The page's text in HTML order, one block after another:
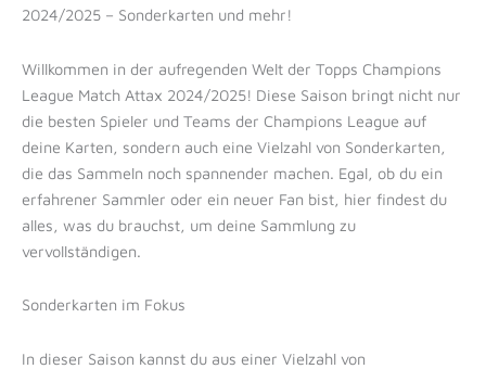
2024/2025 – Sonderkarten und mehr!
Willkommen in der aufregenden Welt der Topps Champions
League Match Attax 2024/2025! Diese Saison bringt nicht nur
die besten Spieler und Teams der Champions League auf
deine Karten, sondern auch eine Vielzahl von Sonderkarten,
die das Sammeln noch spannender machen. Egal, ob du ein
erfahrener Sammler oder ein neuer Fan bist, hier findest du
alles, was du brauchst, um deine Sammlung zu
vervollständigen.
Sonderkarten im Fokus
In dieser Saison kannst du aus einer Vielzahl von